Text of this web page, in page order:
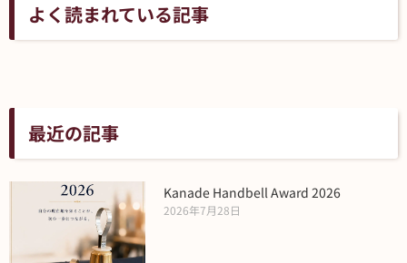
よく読まれている記事
最近の記事
Kanade Handbell Award 2026
2026年7月28日